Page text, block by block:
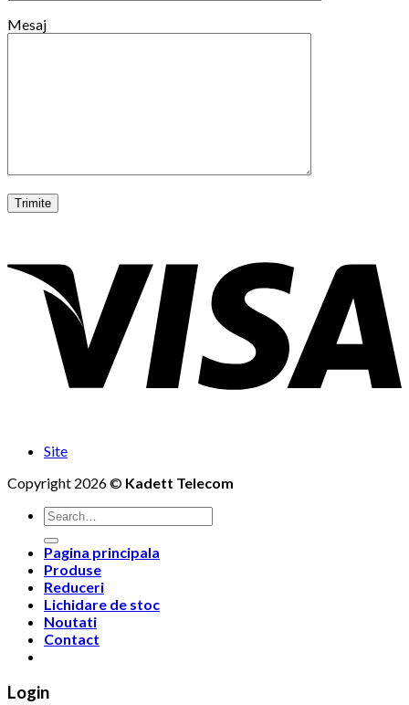
Mesaj
Site
Copyright 2026 © Kadett Telecom
Search
for:
Pagina principala
Produse
Reduceri
Lichidare de stoc
Noutati
Contact
Login